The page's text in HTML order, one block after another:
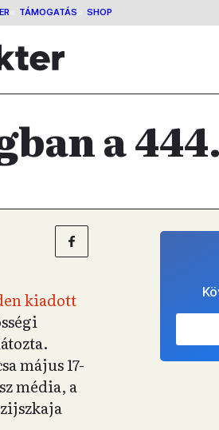
TÁMOGATÁS SHOP
a
kiadott
május 17-
média, a